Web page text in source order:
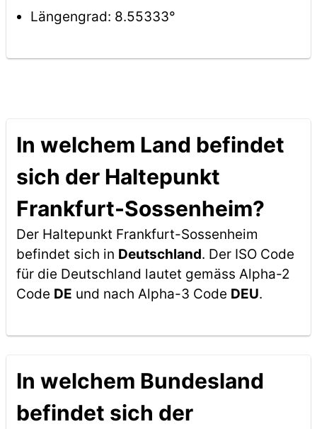
Längengrad: 8.55333°
In welchem Land befindet
sich der Haltepunkt
Frankfurt-Sossenheim?
Der Haltepunkt Frankfurt-Sossenheim
befindet sich in Deutschland. Der ISO Code
für die Deutschland lautet gemäss Alpha-2
Code DE und nach Alpha-3 Code DEU.
In welchem Bundesland
befindet sich der